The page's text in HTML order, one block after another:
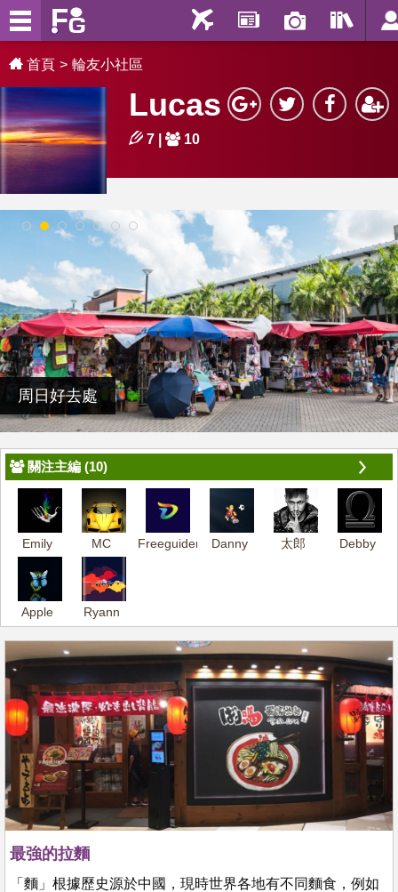
首頁 輪友小社區
Lucas
7 10
周日好去處
1 2 3 4 5 6 7
關注主編 (10)
Emily MC
Freeguider-
Danny 太郎 Debby
Apple Ryann
最強的拉麵
「麵」根據歷史源於中國，現時世界各地有不同麵食，例如